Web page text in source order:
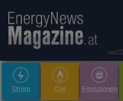
Strom Gas Emissionen